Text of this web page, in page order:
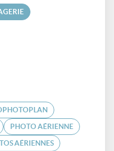
PHOTO AÉRIENNE
AÉRIENNES